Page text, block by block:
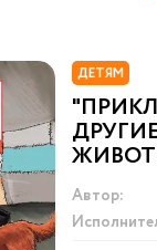
ДЕТЯМ
Автор: